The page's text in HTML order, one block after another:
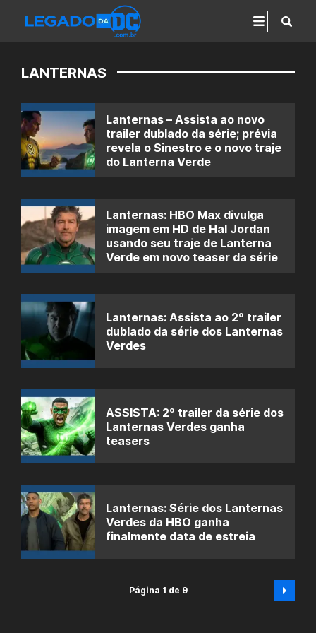
LANTERNAS
Lanternas – Assista ao novo
trailer dublado da série; prévia
revela o Sinestro e o novo traje
do Lanterna Verde
Lanternas: HBO Max divulga
imagem em HD de Hal Jordan
usando seu traje de Lanterna
Verde em novo teaser da série
Lanternas: Assista ao 2º trailer
dublado da série dos Lanternas
Verdes
ASSISTA: 2º trailer da série dos
Lanternas Verdes ganha
teasers
Lanternas: Série dos Lanternas
Verdes da HBO ganha
finalmente data de estreia
Página 1 de 9